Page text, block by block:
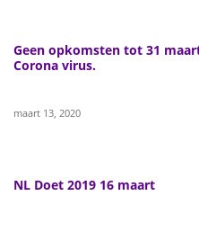
Geen opkomsten tot 31
Corona virus.
maart 13, 2020
NL Doet 2019 16 maart